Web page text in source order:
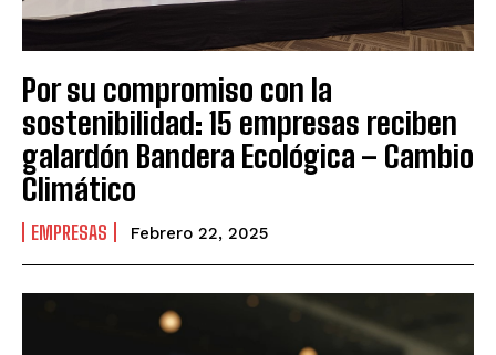
Por su compromiso con la
sostenibilidad: 15 empresas reciben
galardón Bandera Ecológica – Cambio
Climático
EMPRESAS Febrero 22, 2025